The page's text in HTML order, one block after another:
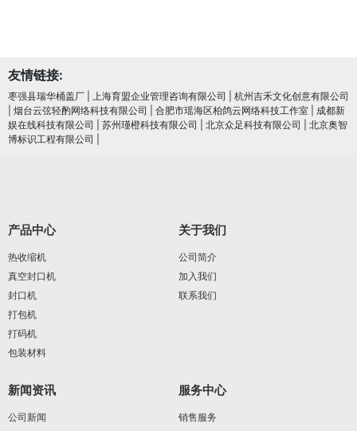
友情链接:
枣强县瑞华桶盖厂 上海育盟企业管理咨询有限公司
杭州吉禾文化创意有限公司
烟台云弦轻酌网络科技有限公司 合肥市瑶海区柏鸽云网络科技工作室
成都新
娱在线科技有限公司
苏州瑾橙科技有限公司 北京众足科技有限公司
北京奥智
博标识工程有限公司
产品中心
热收缩机
真空封口机
封口机
打包机
打码机
包装材料
关于我们
公司简介
加入我们
联系我们
新闻资讯
公司新闻
服务中心
销售服务